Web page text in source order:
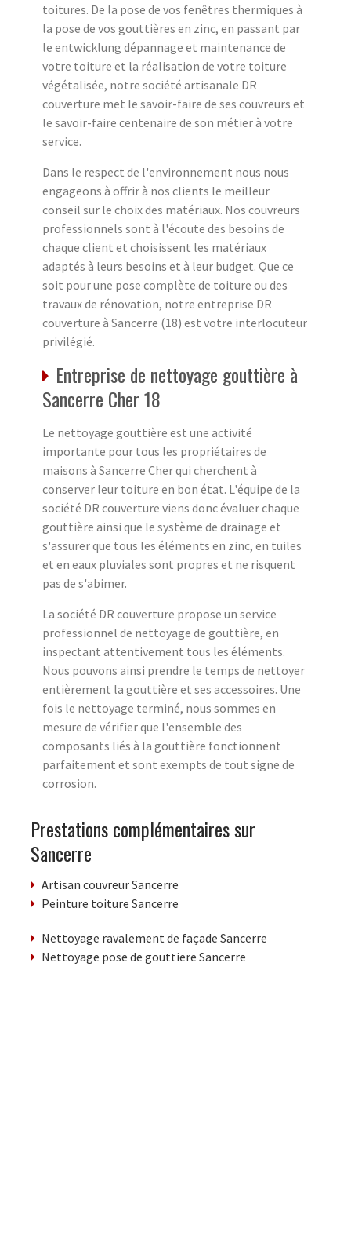
toitures. De la pose de vos fenêtres thermiques à
la pose de vos gouttières en zinc, en passant par
le entwicklung dépannage et maintenance de
votre toiture et la réalisation de votre toiture
végétalisée, notre société artisanale DR
couverture met le savoir-faire de ses couvreurs et
le savoir-faire centenaire de son métier à votre
service.
Dans le respect de l'environnement nous nous
engageons à offrir à nos clients le meilleur
conseil sur le choix des matériaux. Nos couvreurs
professionnels sont à l'écoute des besoins de
chaque client et choisissent les matériaux
adaptés à leurs besoins et à leur budget. Que ce
soit pour une pose complète de toiture ou des
travaux de rénovation, notre entreprise DR
couverture à Sancerre (18) est votre interlocuteur
privilégié.
Entreprise de nettoyage gouttière à
Sancerre Cher 18
Le nettoyage gouttière est une activité
importante pour tous les propriétaires de
maisons à Sancerre Cher qui cherchent à
conserver leur toiture en bon état. L'équipe de la
société DR couverture viens donc évaluer chaque
gouttière ainsi que le système de drainage et
s'assurer que tous les éléments en zinc, en tuiles
et en eaux pluviales sont propres et ne risquent
pas de s'abimer.
La société DR couverture propose un service
professionnel de nettoyage de gouttière, en
inspectant attentivement tous les éléments.
Nous pouvons ainsi prendre le temps de nettoyer
entièrement la gouttière et ses accessoires. Une
fois le nettoyage terminé, nous sommes en
mesure de vérifier que l'ensemble des
composants liés à la gouttière fonctionnent
parfaitement et sont exempts de tout signe de
corrosion.
Prestations complémentaires sur
Sancerre
Artisan couvreur Sancerre
Peinture toiture Sancerre
Nettoyage ravalement de façade Sancerre
Nettoyage pose de gouttiere Sancerre